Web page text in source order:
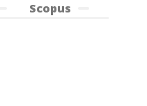
Scopus